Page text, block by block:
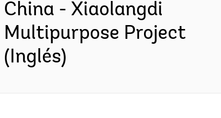
China - Xiaolangdi
Multipurpose Project
(Inglés)